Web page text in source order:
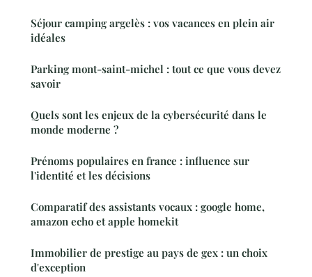
Séjour camping argelès : vos vacances en plein air
idéales
Parking mont-saint-michel : tout ce que vous devez
savoir
Quels sont les enjeux de la cybersécurité dans le
monde moderne ?
Prénoms populaires en france : influence sur
l'identité et les décisions
Comparatif des assistants vocaux : google home,
amazon echo et apple homekit
Immobilier de prestige au pays de gex : un choix
d'exception